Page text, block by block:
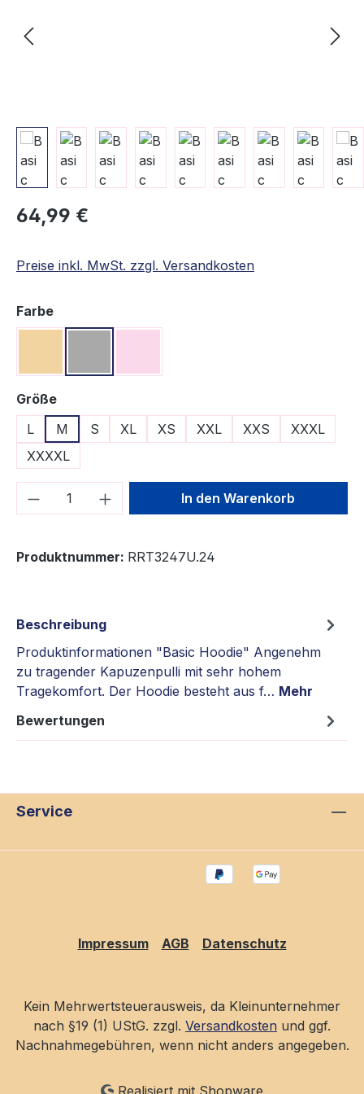
Regulärer Preis:
64,99 €
Preise inkl. MwSt. zzgl. Versandkosten
Farbeauswählen
Größeauswählen
L
M S XL XS XXL XXS
XXXL
XXXXL
Produkt Anzahl: Gib denIn den Warenkorb
Produktnummer: RRT3247U.24
Beschreibung
Produktinformationen "Basic Hoodie" Angenehm
zu tragender Kapuzenpulli mit sehr hohem
Tragekomfort. Der Hoodie besteht aus f… Mehr
Bewertungen
Service
Impressum AGB Datenschutz
Kein Mehrwertsteuerausweis, da Kleinunternehmer
nach §19 (1) UStG. zzgl. Versandkosten und ggf.
Nachnahmegebühren, wenn nicht anders angegeben.